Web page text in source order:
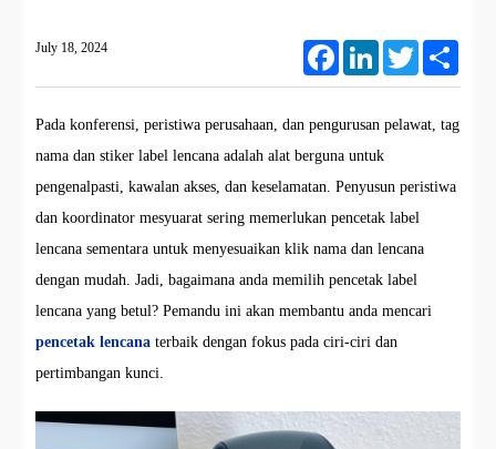
July 18, 2024 FacebookLinkedIn Twitter
Pada konferensi, peristiwa perusahaan, dan pengurusan pelawat, tag
nama dan stiker label lencana adalah alat berguna untuk
pengenalpasti, kawalan akses, dan keselamatan. Penyusun peristiwa
dan koordinator mesyuarat sering memerlukan pencetak label
lencana sementara untuk menyesuaikan klik nama dan lencana
dengan mudah. Jadi, bagaimana anda memilih pencetak label
lencana yang betul? Pemandu ini akan membantu anda mencari
pencetak lencana terbaik dengan fokus pada ciri-ciri dan
pertimbangan kunci.